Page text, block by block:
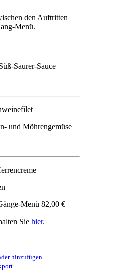
den Auftritten
Menü.
Saurer-Sauce
und Möhrengemüse
Menü 82,00 €
Sie hier.
hinzufügen